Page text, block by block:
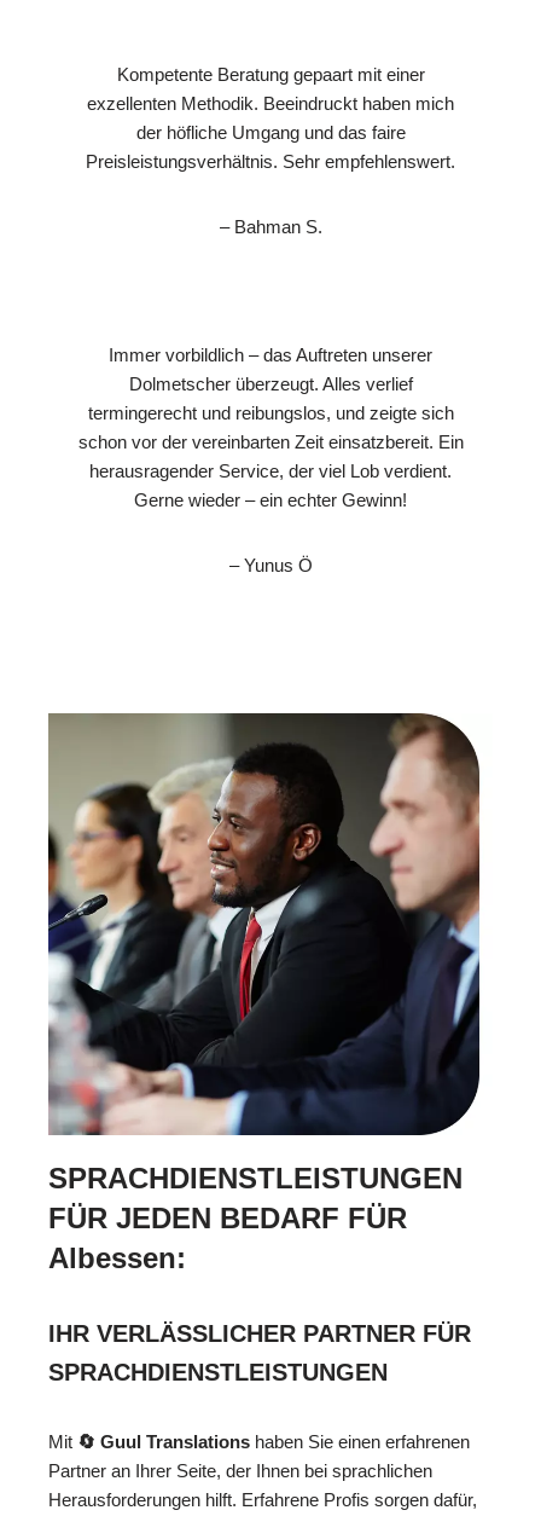
Kompetente Beratung gepaart mit einer
exzellenten Methodik. Beeindruckt haben mich
der höfliche Umgang und das faire
Preisleistungsverhältnis. Sehr empfehlenswert.
– Bahman S.
Immer vorbildlich – das Auftreten unserer
Dolmetscher überzeugt. Alles verlief
termingerecht und reibungslos, und zeigte sich
schon vor der vereinbarten Zeit einsatzbereit. Ein
herausragender Service, der viel Lob verdient.
Gerne wieder – ein echter Gewinn!
– Yunus Ö
SPRACHDIENSTLEISTUNGEN
FÜR JEDEN BEDARF FÜR
Albessen:
IHR VERLÄSSLICHER PARTNER FÜR
SPRACHDIENSTLEISTUNGEN
Mit 🔄 Guul Translations haben Sie einen erfahrenen
Partner an Ihrer Seite, der Ihnen bei sprachlichen
Herausforderungen hilft. Erfahrene Profis sorgen dafür,